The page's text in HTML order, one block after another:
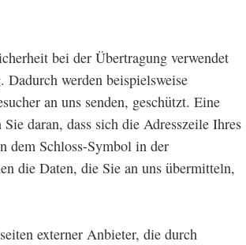
bei der Übertragung verwendet
Dadurch werden beispielsweise
an uns senden, geschützt. Eine
daran, dass sich die Adresszeile Ihres
dem Schloss-Symbol in der
die Daten, die Sie an uns übermitteln,
externer Anbieter, die durch